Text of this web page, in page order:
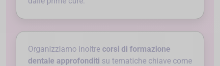
Organizziamo inoltre corsi di formazione
dentale approfonditi su tematiche chiave come